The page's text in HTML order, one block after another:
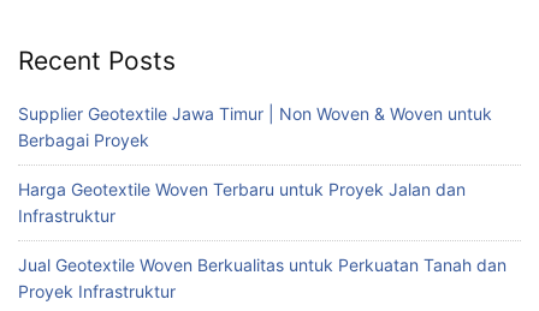
Recent Posts
Supplier Geotextile Jawa Timur | Non Woven & Woven untuk
Berbagai Proyek
Harga Geotextile Woven Terbaru untuk Proyek Jalan dan
Infrastruktur
Jual Geotextile Woven Berkualitas untuk Perkuatan Tanah dan
Proyek Infrastruktur